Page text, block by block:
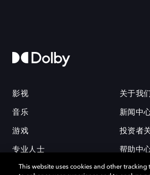
影视
音乐
游戏
专业人士
关于我们
新闻中
投资者
帮助中
工作机
This website uses cookies and other tracking